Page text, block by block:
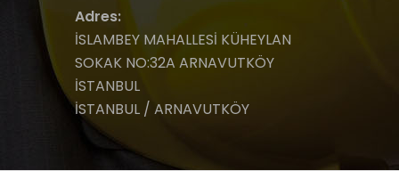
Adres:
İSLAMBEY MAHALLESİ KÜHEYLAN
SOKAK NO:32A ARNAVUTKÖY
İSTANBUL
İSTANBUL / ARNAVUTKÖY